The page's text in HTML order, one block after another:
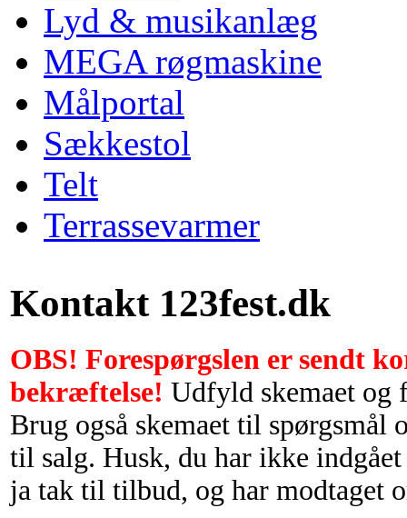
Lyd & musikanlæg
MEGA røgmaskine
Målportal
Sækkestol
Telt
Terrassevarmer
Kontakt 123fest.dk
OBS! Forespørgslen er sendt
bekræftelse! Udfyld skemaet og
Brug også skemaet til
til salg. Husk, du har ikke
ja tak til tilbud, og har modtaget